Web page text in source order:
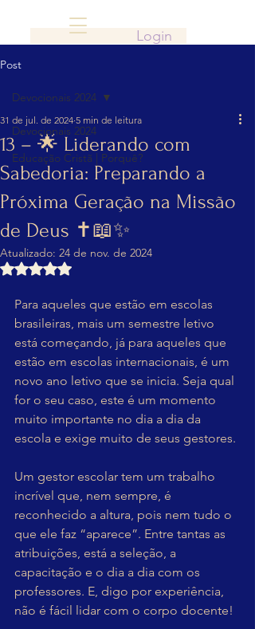
Login
Post
Devocionais 2024
Educação Cristã | Porquê?
Devocionais 2024
13 – 🌟 Liderando com
Sabedoria: Preparando a
Próxima Geração na Missão
de Deus ✝️📖✨
31 de jul. de 2024 5 min de leitura
Atualizado: 24 de nov. de 2024
Avaliado com NaN de 5 estrelas.
Para aqueles que estão em escolas
brasileiras, mais um semestre letivo
está começando, já para aqueles que
estão em escolas internacionais, é um
novo ano letivo que se inicia. Seja qual
for o seu caso, este é um momento
muito importante no dia a dia da
escola e exige muito de seus gestores.
Um gestor escolar tem um trabalho
incrível que, nem sempre, é
reconhecido a altura, pois nem tudo o
que ele faz “aparece”. Entre tantas as
atribuições, está a seleção, a
capacitação e o dia a dia com os
professores. E, digo por experiência,
não é fácil lidar com o corpo docente!